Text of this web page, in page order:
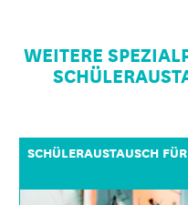
WEITERE
SCHÜLERAUSTAUSCH